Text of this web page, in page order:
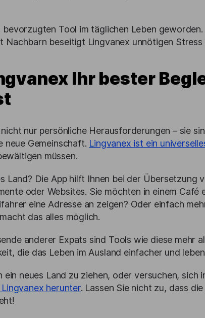
bevorzugten Tool im täglichen Leben
Nachbarn beseitigt Lingvanex unnötigen
Ihr bester
nur persönliche Herausforderungen – sie
neue Gemeinschaft. Lingvanex ist ein
müssen.
Land? Die App hilft Ihnen bei der Übersetzung
oder Websites. Sie möchten in einem Café
eine Adresse an zeigen? Oder einfach
das alles möglich.
anderer Expats sind Tools wie diese mehr
die das Leben im Ausland einfacher und
ein neues Land zu ziehen, oder versuchen, sich
Lingvanex herunter. Lassen Sie nicht zu, dass